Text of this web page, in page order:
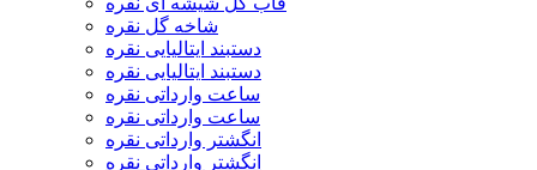
شاخه گل نقره
دستبند ایتالیایی نقره
دستبند ایتالیایی نقره
ساعت وارداتی نقره
ساعت وارداتی نقره
انگشتر وارداتی نقره
انگشتر وارداتی نقره